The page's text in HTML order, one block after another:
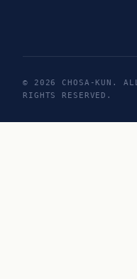
© 2026 CHOSA-KUN. ALL
RIGHTS RESERVED.